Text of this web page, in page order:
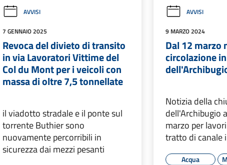
AVVISI
7 GENNAIO 2025
Revoca del divieto di transito
in via Lavoratori Vittime del
Col du Mont per i veicoli con
massa di oltre 7,5 tonnellate
il viadotto stradale e il ponte sul
torrente Buthier sono
nuovamente percorribili in
sicurezza dai mezzi pesanti
AVVISI
9 MARZO 2024
Dal 12 marzo
circolazione
Notizia della
dell'Archibugio
marzo per
tratto di canale
Acqua